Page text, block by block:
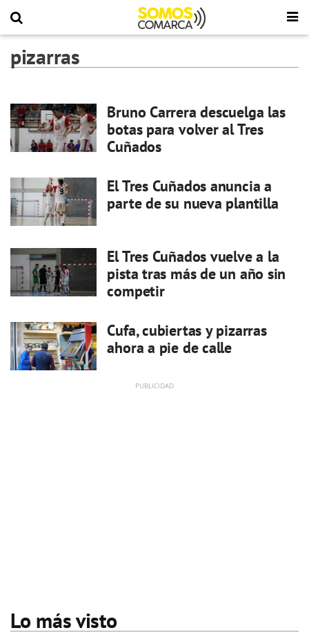
pizarras
Bruno Carrera descuelga las
botas para volver al Tres
Cuñados
El Tres Cuñados anuncia a
parte de su nueva plantilla
El Tres Cuñados vuelve a la
pista tras más de un año sin
competir
Cufa, cubiertas y pizarras
ahora a pie de calle
Lo más visto